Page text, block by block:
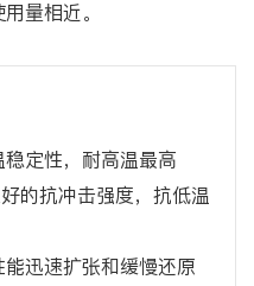
量相近。
定性，耐高温最高
的抗冲击强度，抗低温
迅速扩张和缓慢还原